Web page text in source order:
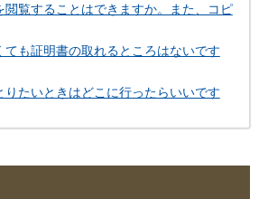
閲覧することはできますか。また、コピ
ても証明書の取れるところはないです
りたいときはどこに行ったらいいです